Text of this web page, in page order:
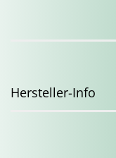
Hersteller-Info